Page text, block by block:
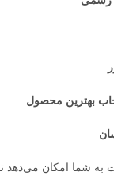
بهترین محصول
شما امکان می‌دهد